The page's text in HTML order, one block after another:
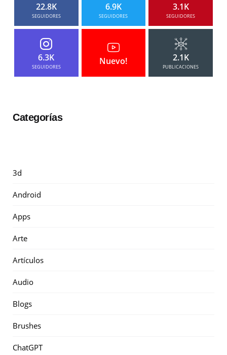
22.8K
SEGUIDORES
6.9K
SEGUIDORES
3.1K
SEGUIDORES
6.3K
SEGUIDORES
Nuevo! 2.1K
PUBLICACIONES
Categorías
3d
Android
Apps
Arte
Artículos
Audio
Blogs
Brushes
ChatGPT